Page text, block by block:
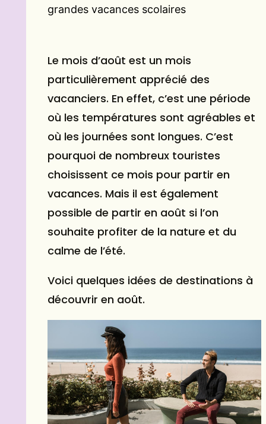
grandes vacances scolaires
Le mois d’août est un mois
particulièrement apprécié des
vacanciers. En effet, c’est une période
où les températures sont agréables et
où les journées sont longues. C’est
pourquoi de nombreux touristes
choisissent ce mois pour partir en
vacances. Mais il est également
possible de partir en août si l’on
souhaite profiter de la nature et du
calme de l’été.
Voici quelques idées de destinations à
découvrir en août.